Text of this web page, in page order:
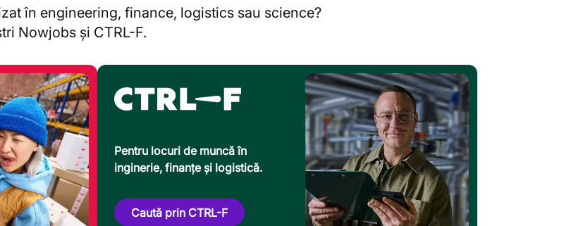
în engineering, finance, logistics sau science?
Nowjobs și CTRL-F.
Pentru locuri de muncă în
inginerie, finanțe și logistică.
Caută prin CTRL-F